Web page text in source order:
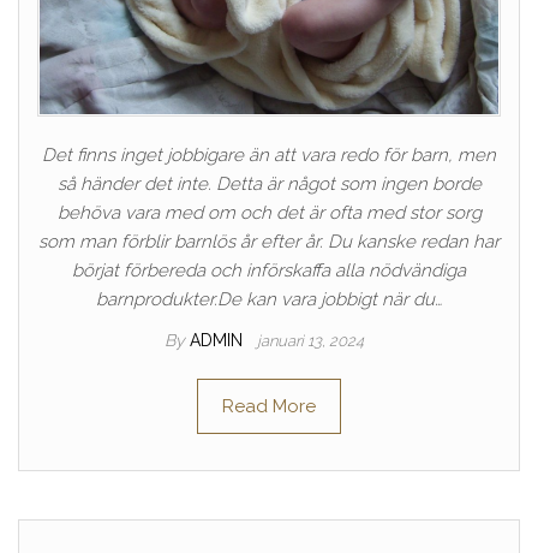
Det finns inget jobbigare än att vara redo för barn, men
så händer det inte. Detta är något som ingen borde
behöva vara med om och det är ofta med stor sorg
som man förblir barnlös år efter år. Du kanske redan har
börjat förbereda och införskaffa alla nödvändiga
barnprodukter.De kan vara jobbigt när du…
By ADMIN januari 13, 2024
Read More